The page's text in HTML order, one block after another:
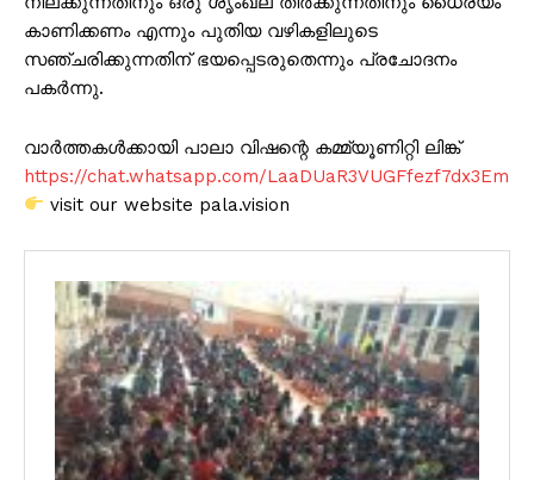
കാണിക്കണം എന്നും പുതിയ വഴികളിലുടെ
സഞ്ചരിക്കുന്നതിന് ഭയപ്പെടരുതെന്നും പ്രചോദനം
പകർന്നു.
വാർത്തകൾക്കായി പാലാ വിഷന്റെ കമ്മ്യൂണിറ്റി ലിങ്ക്
https://chat.whatsapp.com/LaaDUaR3VUGFfezf7dx3Em
visit our website pala.vision